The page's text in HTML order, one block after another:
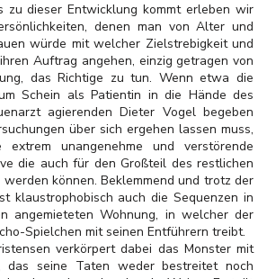
zu dieser Entwicklung kommt erleben wir
denen man von Alter und
würde mit welcher Zielstrebigkeit und
Auftrag angehen, einzig getragen von
das Richtige zu tun. Wenn etwa die
Schein als Patientin in die Hände des
agierenden Dieter Vogel begeben
über sich ergehen lassen muss,
extrem unangenehme und verstörende
die auch für den Großteil des restlichen
werden können. Beklemmend und trotz der
klaustrophobisch auch die Sequenzen in
angemieteten Wohnung, in welcher der
Spielchen mit seinen Entführern treibt.
verkörpert dabei das Monster mit
das seine Taten weder bestreitet noch